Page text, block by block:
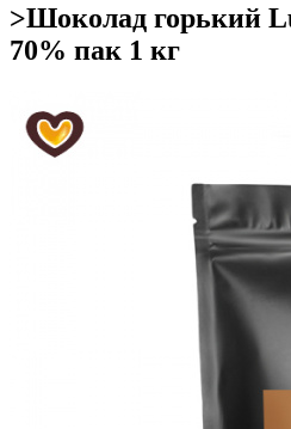
>Шоколад горький
70% пак 1 кг